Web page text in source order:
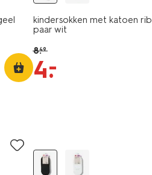
kindersokken met katoen
paar wit
8.49
4.
–